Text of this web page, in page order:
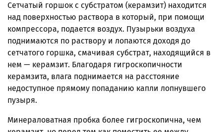
Сетчатый горшок с субстратом (керамзит) находится
над поверхностью раствора в который, при помощи
компрессора, подается воздух. Пузырьки воздуха
поднимаются по раствору и лопаются доходя до
сетчатого горшка, смачивая субстрат, находящийся в
нем — керамзит. Благодаря гигроскопичности
керамзита, влага поднимается на расстояние
недоступное прямому попаданию капли лопнувшего
пузыря.
Минераловатная пробка более гигроскопична, чем